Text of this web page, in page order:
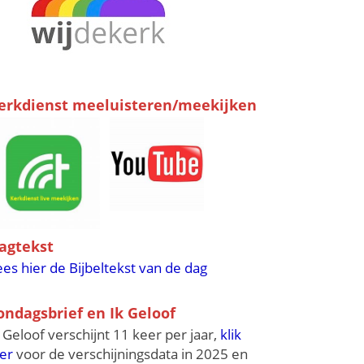
meeluisteren/meekijken
hier de Bijbeltekst van de dag
en Ik Geloof
Geloof verschijnt 11 keer per jaar, klik
voor de verschijningsdata in 2025 en